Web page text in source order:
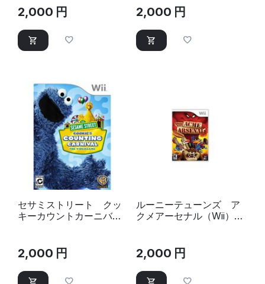
2,000 円 2,000 円
セサミストリート クッ
キーカウントカーニバル
2,000 円
ルーニーテューンズ ア
クメアーセナル（Wii）
2,000 円